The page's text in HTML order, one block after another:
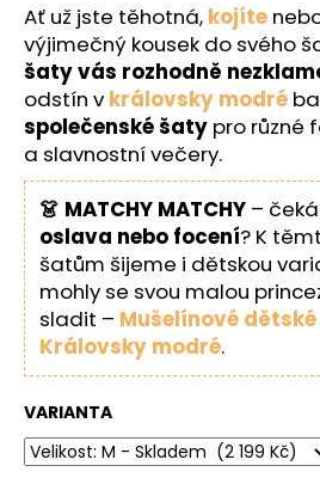
Ať už jste těhotná, kojíte
výjimečný kousek do svého
šaty vás rozhodně
odstín v královsky modré
společenské šaty pro různé
a slavnostní večery.
👗 MATCHY MATCHY –
oslava nebo focení? K
šatům šijeme i dětskou
mohly se svou malou
sladit – Mušelínové
Královsky modré.
VARIANTA